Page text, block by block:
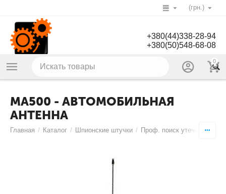
(грн.)
+380(44)338-28-94
+380(50)548-68-08
0
MA500 - АВТОМОБИЛЬНАЯ
АНТЕННА
Главная / Каталог / Шпионские штучки / Проф. поиск утечки